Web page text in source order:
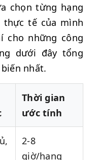
chọn từng hạng
thực tế của mình
cho những công
dưới đây tổng
nhất.
Thời gian
ước tính
2-8
giờ/hạng